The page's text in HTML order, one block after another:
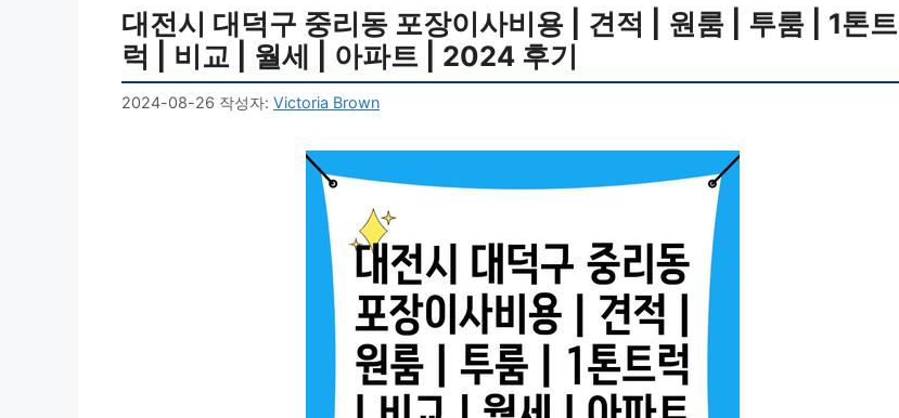
대전시 대덕구 중리동 포장이사비용 | 견적 | 원룸 | 투룸 | 1톤트
럭 | 비교 | 월세 | 아파트 | 2024 후기
2024-08-26 작성자: Victoria Brown